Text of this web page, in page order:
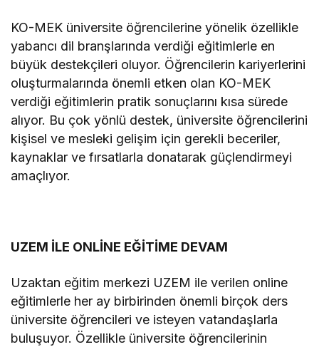
KO-MEK üniversite öğrencilerine yönelik özellikle
yabancı dil branşlarında verdiği eğitimlerle en
büyük destekçileri oluyor. Öğrencilerin kariyerlerini
oluşturmalarında önemli etken olan KO-MEK
verdiği eğitimlerin pratik sonuçlarını kısa sürede
alıyor. Bu çok yönlü destek, üniversite öğrencilerini
kişisel ve mesleki gelişim için gerekli beceriler,
kaynaklar ve fırsatlarla donatarak güçlendirmeyi
amaçlıyor.
UZEM İLE ONLİNE EĞİTİME DEVAM
Uzaktan eğitim merkezi UZEM ile verilen online
eğitimlerle her ay birbirinden önemli birçok ders
üniversite öğrencileri ve isteyen vatandaşlarla
buluşuyor. Özellikle üniversite öğrencilerinin